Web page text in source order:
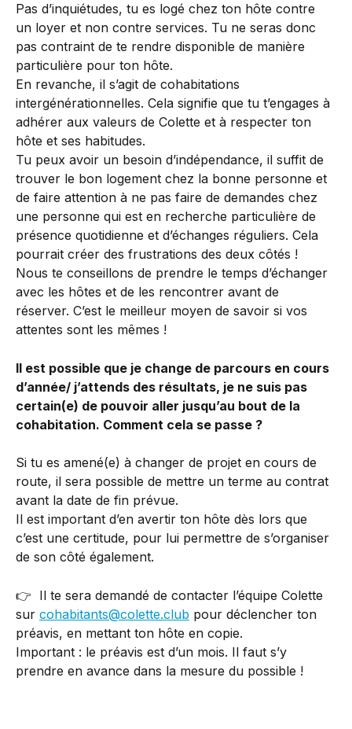
Pas d’inquiétudes, tu es logé chez ton hôte contre
un loyer et non contre services. Tu ne seras donc
pas contraint de te rendre disponible de manière
particulière pour ton hôte.
En revanche, il s’agit de cohabitations
intergénérationnelles. Cela signifie que tu t’engages à
adhérer aux valeurs de Colette et à respecter ton
hôte et ses habitudes.
Tu peux avoir un besoin d’indépendance, il suffit de
trouver le bon logement chez la bonne personne et
de faire attention à ne pas faire de demandes chez
une personne qui est en recherche particulière de
présence quotidienne et d’échanges réguliers. Cela
pourrait créer des frustrations des deux côtés !
Nous te conseillons de prendre le temps d’échanger
avec les hôtes et de les rencontrer avant de
réserver. C’est le meilleur moyen de savoir si vos
attentes sont les mêmes !
Il est possible que je change de parcours en cours
d’année/ j’attends des résultats, je ne suis pas
certain(e) de pouvoir aller jusqu’au bout de la
cohabitation. Comment cela se passe ?
Si tu es amené(e) à changer de projet en cours de
route, il sera possible de mettre un terme au contrat
avant la date de fin prévue.
Il est important d’en avertir ton hôte dès lors que
c’est une certitude, pour lui permettre de s’organiser
de son côté également.
👉  Il te sera demandé de contacter l’équipe Colette
sur cohabitants@colette.club pour déclencher ton
préavis, en mettant ton hôte en copie.
Important : le préavis est d’un mois. Il faut s’y
prendre en avance dans la mesure du possible !